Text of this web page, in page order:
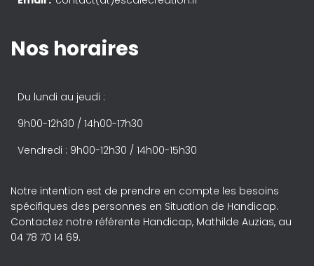
Nos horaires
Du lundi au jeudi :
9h00-12h30 / 14h00-17h30
Vendredi : 9h00-12h30 / 14h00-15h30
Notre intention est de prendre en compte les besoins
spécifiques des personnes en Situation de Handicap.
Contactez notre référente Handicap, Mathilde Auzias, au
04 78 70 14 69.